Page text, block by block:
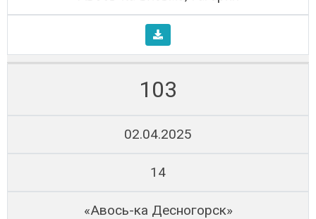
103
02.04.2025
14
«Авось-ка Десногорск»